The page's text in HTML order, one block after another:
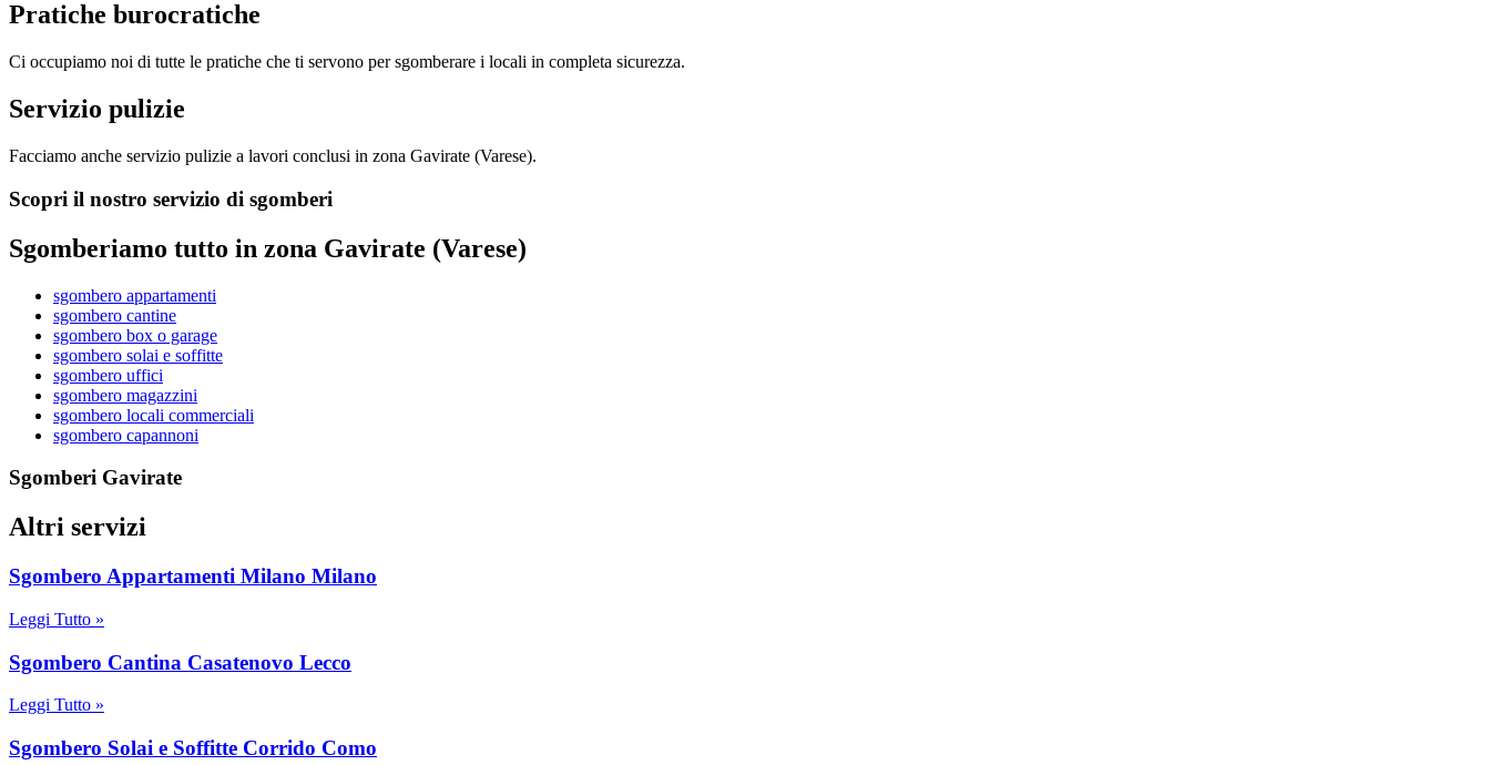
Pratiche burocratiche
Ci occupiamo noi di tutte le pratiche che ti servono per sgomberare i locali in completa sicurezza.
Servizio pulizie
Facciamo anche servizio pulizie a lavori conclusi in zona Gavirate (Varese).
Scopri il nostro servizio di sgomberi
Sgomberiamo tutto in zona Gavirate (Varese)
sgombero appartamenti
sgombero cantine
sgombero box o garage
sgombero solai e soffitte
sgombero uffici
sgombero magazzini
sgombero locali commerciali
sgombero capannoni
Sgomberi Gavirate
Altri servizi
Sgombero Appartamenti Milano Milano
Leggi Tutto »
Sgombero Cantina Casatenovo Lecco
Leggi Tutto »
Sgombero Solai e Soffitte Corrido Como